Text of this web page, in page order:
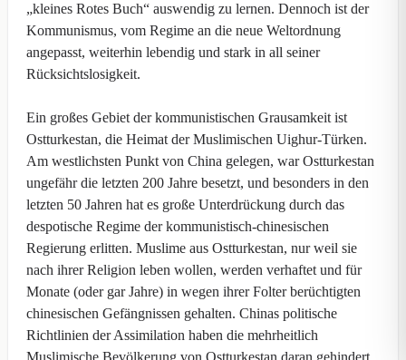
„kleines Rotes Buch“ auswendig zu lernen. Dennoch ist der
Kommunismus, vom Regime an die neue Weltordnung
angepasst, weiterhin lebendig und stark in all seiner
Rücksichtslosigkeit.
Ein großes Gebiet der kommunistischen Grausamkeit ist
Ostturkestan, die Heimat der Muslimischen Uighur-Türken.
Am westlichsten Punkt von China gelegen, war Ostturkestan
ungefähr die letzten 200 Jahre besetzt, und besonders in den
letzten 50 Jahren hat es große Unterdrückung durch das
despotische Regime der kommunistisch-chinesischen
Regierung erlitten. Muslime aus Ostturkestan, nur weil sie
nach ihrer Religion leben wollen, werden verhaftet und für
Monate (oder gar Jahre) in wegen ihrer Folter berüchtigten
chinesischen Gefängnissen gehalten. Chinas politische
Richtlinien der Assimilation haben die mehrheitlich